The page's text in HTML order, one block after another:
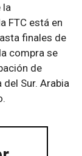
la
FTC está en
finales de
compra se
de
del Sur. Arabia